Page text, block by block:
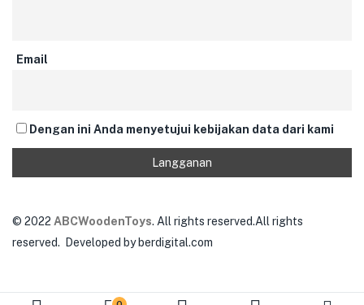
Email
Dengan ini Anda menyetujui kebijakan data dari kami
© 2022 ABCWoodenToys. All rights reserved.All rights
reserved. Developed by berdigital.com